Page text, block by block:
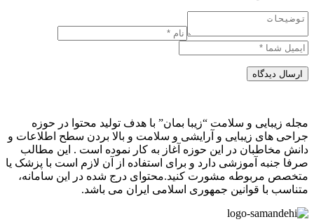
ارسال دیدگاه
مجله زیبایی و سلامت “زیبا بمان” با هدف تولید محتوا در حوزه
جراحی های زیبایی و آرایشی و سلامت و بالا بردن سطح اطلاعات و
دانش مخاطبان در این حوزه آغاز به کار نموده است . این مطالب
صرفا جنبه آموزشی دارد و برای استفاده از آن لازم است با پزشک یا
متخصص مربوطه مشورت کنید.محتوای درج شده در این سامانه،
متناسب با قوانین جمهوری اسلامی ایران می باشد.